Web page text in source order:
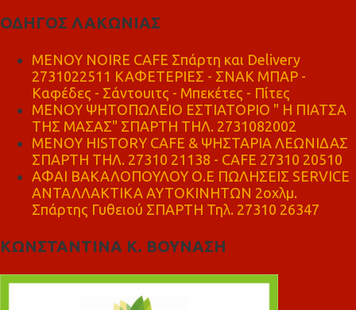
ΟΔΗΓΟΣ ΛΑΚΩΝΙΑΣ
MENOY NOIRE CAFE Σπάρτη και Delivery
2731022511 ΚΑΦΕΤΕΡΙΕΣ - ΣΝΑΚ ΜΠΑΡ -
Καφέδες - Σάντουιτς - Μπεκέτες - Πίτες
ΜΕΝΟΥ ΨΗΤΟΠΩΛΕΙΟ ΕΣΤΙΑΤΟΡΙΟ " Η ΠΙΑΤΣΑ
ΤΗΣ ΜΑΣΑΣ" ΣΠΑΡΤΗ ΤΗΛ. 2731082002
ΜΕΝΟΥ HISTORY CAFE & ΨΗΣΤΑΡΙΑ ΛΕΩΝΙΔΑΣ
ΣΠΑΡΤΗ ΤΗΛ. 27310 21138 - CAFE 27310 20510
ΑΦΑΙ ΒΑΚΑΛΟΠΟΥΛΟΥ Ο.Ε ΠΩΛΗΣΕΙΣ SERVICE
ΑΝΤΑΛΛΑΚΤΙΚΑ ΑΥΤΟΚΙΝΗΤΩΝ 2οχλμ.
Σπάρτης Γυθειού ΣΠΑΡΤΗ Τηλ. 27310 26347
ΚΩΝΣΤΑΝΤΙΝΑ Κ. ΒΟΥΝΑΣΗ